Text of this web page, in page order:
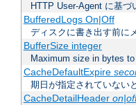
HTTP User-Agent に基
BufferedLogs On|Off
ディスクに書き出す前に
BufferSize integer
Maximum size in bytes
CacheDefaultExpire
期日が指定されていない
CacheDetailHeader